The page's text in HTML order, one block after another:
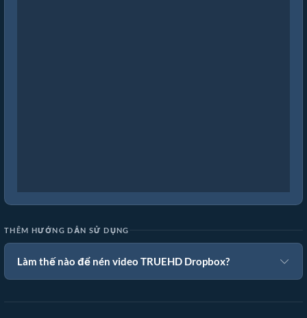
THÊM HƯỚNG DẪN SỬ DỤNG
Làm thế nào để nén video TRUEHD Dropbox?